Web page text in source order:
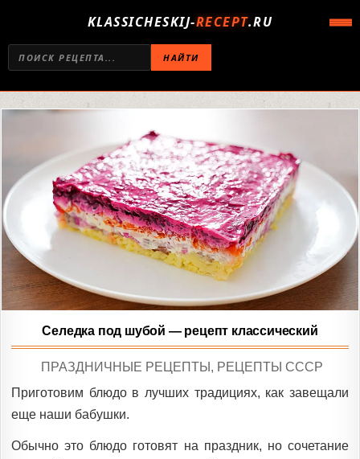
KLASSICHESKIJ-RECEPT.RU
НАЙТИ
Селедка под шубой — рецепт классический
POSTED
ПРАЗДНИЧНЫЕ РЕЦЕПТЫ , РЕЦЕПТЫ СССР
Приготовим блюдо в лучших традициях, как завещали
еще наши бабушки.
Обычно это блюдо готовят на праздник, но сочетание